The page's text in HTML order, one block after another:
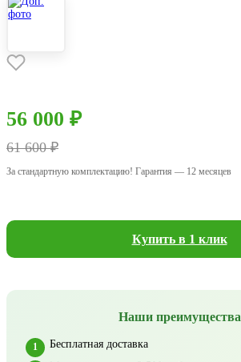
56 000 ₽
61 600 ₽
За стандартную комплектацию! Гарантия — 12 месяцев
Купить в 1 клик
Наши преимущества
Бесплатная доставка